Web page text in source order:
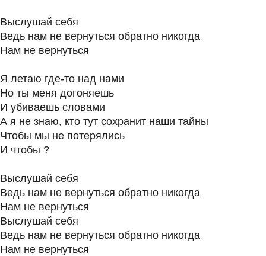
Выслушай себя
Ведь нам не вернуться обратно никогда
Нам не вернуться
Я летаю где-то над нами
Но ты меня догоняешь
И убиваешь словами
А я не знаю, кто тут сохранит наши тайны
Чтобы мы не потерялись
И чтобы ?
Выслушай себя
Ведь нам не вернуться обратно никогда
Нам не вернуться
Выслушай себя
Ведь нам не вернуться обратно никогда
Нам не вернуться